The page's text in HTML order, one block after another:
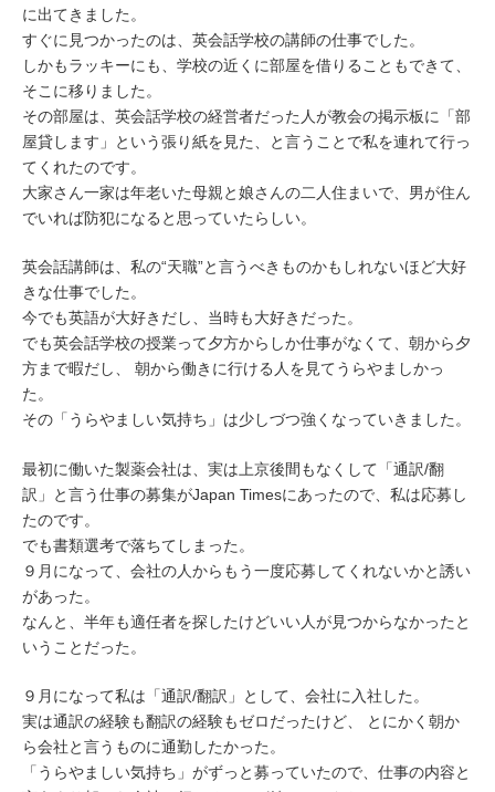
に出てきました。
すぐに見つかったのは、英会話学校の講師の仕事でした。
しかもラッキーにも、学校の近くに部屋を借りることもできて、
そこに移りました。
その部屋は、英会話学校の経営者だった人が教会の掲示板に「部
屋貸します」という張り紙を見た、と言うことで私を連れて行っ
てくれたのです。
大家さん一家は年老いた母親と娘さんの二人住まいで、男が住ん
でいれば防犯になると思っていたらしい。
英会話講師は、私の“天職”と言うべきものかもしれないほど大好
きな仕事でした。
今でも英語が大好きだし、当時も大好きだった。
でも英会話学校の授業って夕方からしか仕事がなくて、朝から夕
方まで暇だし、 朝から働きに行ける人を見てうらやましかっ
た。
その「うらやましい気持ち」は少しづつ強くなっていきました。
最初に働いた製薬会社は、実は上京後間もなくして「通訳/翻
訳」と言う仕事の募集がJapan Timesにあったので、私は応募し
たのです。
でも書類選考で落ちてしまった。
９月になって、会社の人からもう一度応募してくれないかと誘い
があった。
なんと、半年も適任者を探したけどいい人が見つからなかったと
いうことだった。
９月になって私は「通訳/翻訳」として、会社に入社した。
実は通訳の経験も翻訳の経験もゼロだったけど、 とにかく朝か
ら会社と言うものに通勤したかった。
「うらやましい気持ち」がずっと募っていたので、仕事の内容と